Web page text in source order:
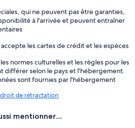
qui ne peuvent pas être garanties,
à l'arrivée et peuvent entraîner
les cartes de crédit et les espèces
normes culturelles et les règles pour les
différer selon le pays et l'hébergement.
sont fournies par l'hébergement
de rétractation
mentionner…